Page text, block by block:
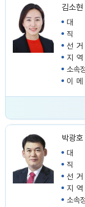
김소현
선
지
소속
이
박광호
선
지
소속